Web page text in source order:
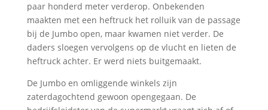
paar honderd meter verderop. Onbekenden
maakten met een heftruck het rolluik van de passage
bij de Jumbo open, maar kwamen niet verder. De
daders sloegen vervolgens op de vlucht en lieten de
heftruck achter. Er werd niets buitgemaakt.
De Jumbo en omliggende winkels zijn
zaterdagochtend gewoon opengegaan. De